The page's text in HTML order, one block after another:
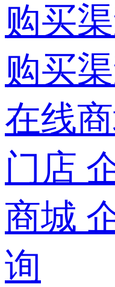
购买
购买
在线
门店
商城
询